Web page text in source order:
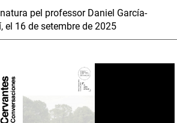
pel professor Daniel García-
el 16 de setembre de 2025